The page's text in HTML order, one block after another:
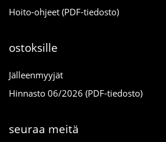
Hoito-ohjeet (PDF-tiedosto)
ostoksille
Jälleenmyyjät
Hinnasto 06/2026 (PDF-tiedosto)
seuraa meitä